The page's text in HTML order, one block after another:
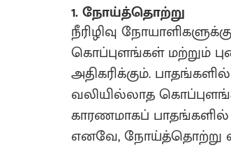
1. நோய்த்தொற்று
நீரிழிவு
கொப்புளங்கள் மற்றும்
அதிகரிக்கும்.
வலியில்லாத
காரணமாகப்
எனவே, நோய்த்தொற்று